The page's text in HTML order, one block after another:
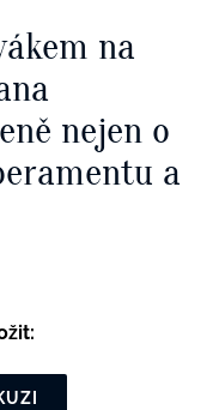
na
nejen o
a